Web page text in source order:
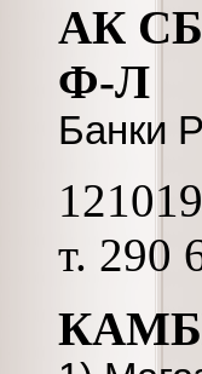
АК
Ф-Л
Банки
т. 290